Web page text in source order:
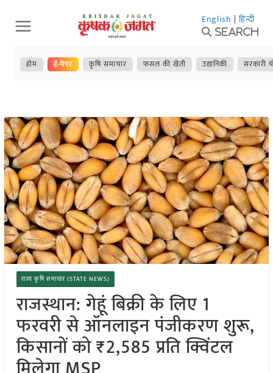
Skip
to
content
English | हिन्दी
Search
होम ई-पेपर कृषि समाचार फसल की खेती उद्यानिकी सरकारी
राज्य कृषि समाचार (STATE NEWS)
राजस्थान: गेहूं बिक्री के लिए 1
फरवरी से ऑनलाइन पंजीकरण शुरू,
किसानों को ₹2,585 प्रति क्विंटल